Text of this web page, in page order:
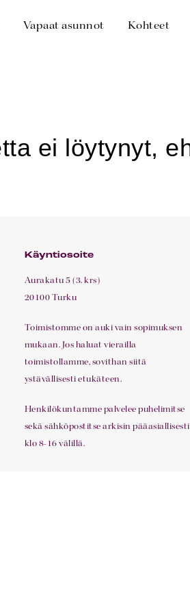
Vapaat asunnot Kohteet
Käyntiosoite
Aurakatu 5 (3. krs)
20100 Turku
Toimistomme on auki vain sopimuksen
mukaan. Jos haluat vierailla
toimistollamme, sovithan siitä
ystävällisesti etukäteen.
Henkilökuntamme palvelee puhelimitse
sekä sähköpostitse arkisin pääasiallisesti
klo 8-16 välillä.